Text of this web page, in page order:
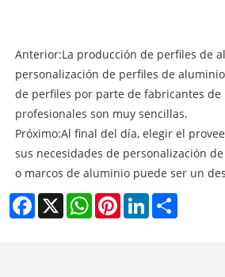
Anterior:La producción de perfiles de
personalización de perfiles de
de perfiles por parte de fabricantes de
profesionales son muy sencillas.
Próximo:Al final del día, elegir el
sus necesidades de personalización
o marcos de aluminio puede ser un
Facebook
X WhatsAppPinterestLinkedIn